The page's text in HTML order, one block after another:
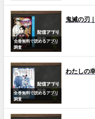
全巻無料で読めるアプリ
調査
鬼滅の刃
全巻無料で読めるアプリ
調査
わたしの